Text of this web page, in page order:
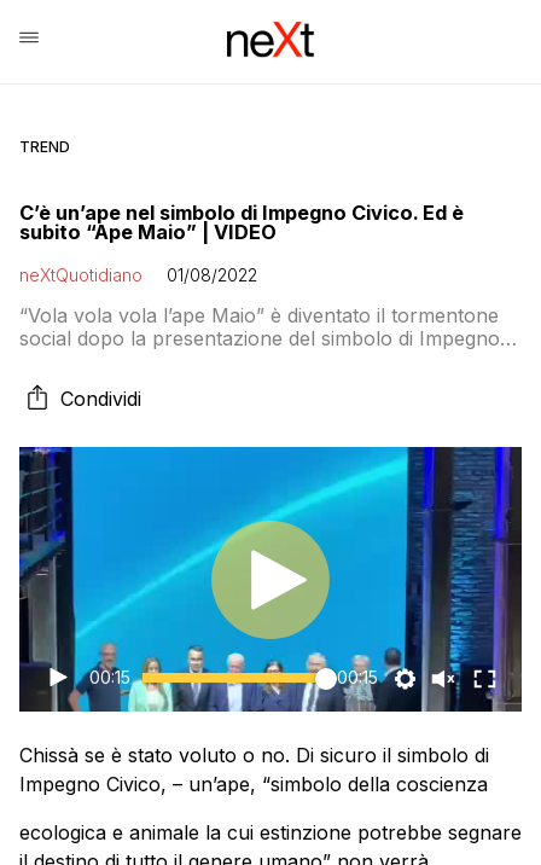
TREND
C’è un’ape nel simbolo di Impegno Civico. Ed è
subito “Ape Maio” | VIDEO
neXtQuotidiano 01/08/2022
“Vola vola vola l’ape Maio” è diventato il tormentone
social dopo la presentazione del simbolo di Impegno
Condividi
00:15 00:15
Chissà se è stato voluto o no. Di sicuro il simbolo di
Impegno Civico, – un’ape, “simbolo della coscienza
ecologica e animale la cui estinzione potrebbe segnare